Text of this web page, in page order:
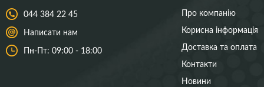
044 384 22 45
Написати нам
Пн-Пт: 09:00 - 18:00
Про компанію
Корисна інформація
Доставка та оплата
Контакти
Новини